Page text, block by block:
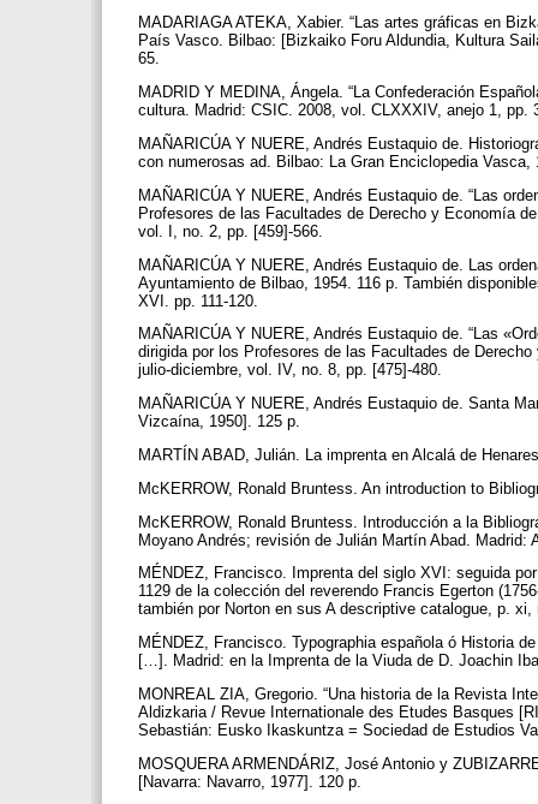
MADARIAGA ATEKA, Xabier. “Las artes gráficas en
País Vasco. Bilbao: [Bizkaiko Foru Aldundia, Kultura
65.
MADRID Y MEDINA, Ángela. “La Confederación
cultura. Madrid: CSIC. 2008, vol. CLXXXIV, anejo 1, pp.
MAÑARICÚA Y NUERE, Andrés Eustaquio de.
con numerosas ad. Bilbao: La Gran Enciclopedia
MAÑARICÚA Y NUERE, Andrés Eustaquio de. “Las
Profesores de las Facultades de Derecho y Economía
vol. I, no. 2, pp. [459]-566.
MAÑARICÚA Y NUERE, Andrés Eustaquio de. Las
Ayuntamiento de Bilbao, 1954. 116 p. También
XVI. pp. 111-120.
MAÑARICÚA Y NUERE, Andrés Eustaquio de. “Las
dirigida por los Profesores de las Facultades de
julio-diciembre, vol. IV, no. 8, pp. [475]-480.
MAÑARICÚA Y NUERE, Andrés Eustaquio de. Santa
Vizcaína, 1950]. 125 p.
MARTÍN ABAD, Julián. La imprenta en Alcalá de
McKERROW, Ronald Bruntess. An introduction to
McKERROW, Ronald Bruntess. Introducción a la
Moyano Andrés; revisión de Julián Martín Abad. Madrid:
MÉNDEZ, Francisco. Imprenta del siglo XVI: seguida
1129 de la colección del reverendo Francis Egerton
también por Norton en sus A descriptive catalogue, p.
MÉNDEZ, Francisco. Typographia española ó Historia
[…]. Madrid: en la Imprenta de la Viuda de D. Joachin
MONREAL ZIA, Gregorio. “Una historia de la Revista
Aldizkaria / Revue Internationale des Etudes Basques
Sebastián: Eusko Ikaskuntza = Sociedad de Estudios
MOSQUERA ARMENDÁRIZ, José Antonio y
[Navarra: Navarro, 1977]. 120 p.